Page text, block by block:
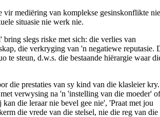
vir mediëring van komplekse gesinskonflikte
situasie nie werk nie.
slegs riske met sich: die verlies van
die verkryging van 'n negatiewe reputasie.
te steun, d.w.s. die bestaande hiërargie waar
die prestaties van sy kind van die klasleier kry.
verwysing na 'n 'instelling van die moeder' of
die leraar nie bevel gee nie', 'Praat met jou
die vrede van die stelsel, nie die reg van die